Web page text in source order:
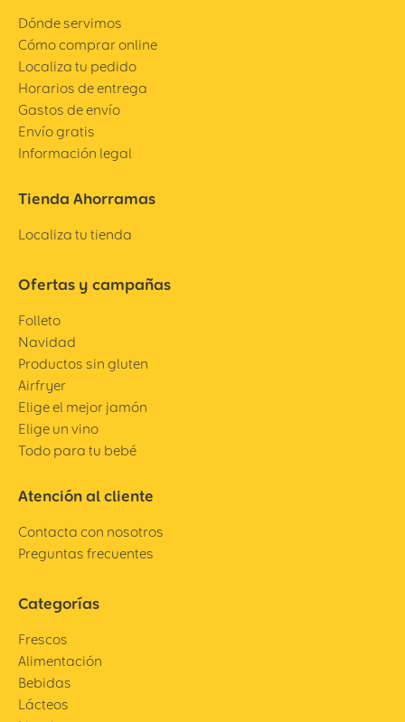
Dónde servimos
Cómo comprar online
Localiza tu pedido
Horarios de entrega
Gastos de envío
Envío gratis
Información legal
Tienda Ahorramas
Localiza tu tienda
Ofertas y campañas
Folleto
Navidad
Productos sin gluten
Airfryer
Elige el mejor jamón
Elige un vino
Todo para tu bebé
Atención al cliente
Contacta con nosotros
Preguntas frecuentes
Categorías
Frescos
Alimentación
Bebidas
Lácteos